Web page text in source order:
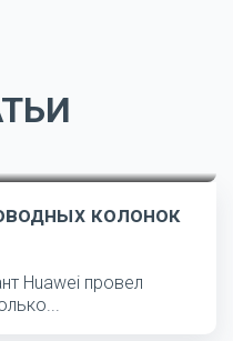
колонок
Huawei провел